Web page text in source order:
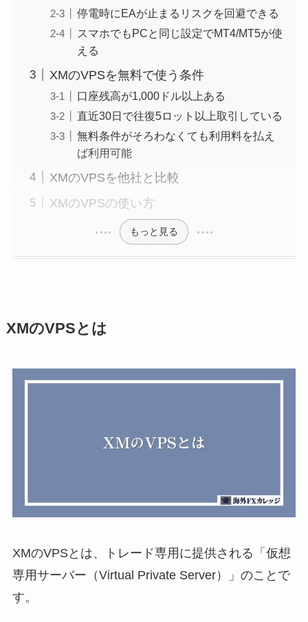
停電時にEAが止まるリスクを回避できる
スマホでもPCと同じ設定でMT4/MT5が使
える
XMのVPSを無料で使う条件
口座残高が1,000ドル以上ある
直近30日で往復5ロット以上取引している
無料条件がそろわなくても利用料を払え
ば利用可能
XMのVPSを他社と比較
XMのVPSの使い方
もっと見る
XMのVPSとは
XMのVPSとは、トレード専用に提供される「仮想
専用サーバー（Virtual Private Server）」のことで
す。